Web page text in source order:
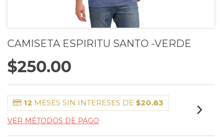
CAMISETA ESPIRITU SANTO -VERDE
$250.00
12 MESES SIN INTERESES DE $20.83
VER MÉTODOS DE PAGO